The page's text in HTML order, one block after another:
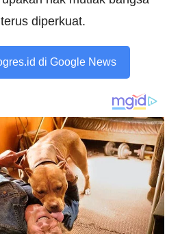
diperkuat.
di Google News